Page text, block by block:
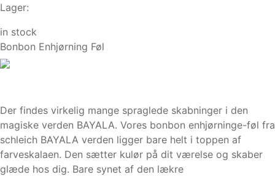
Lager:
in stock
Bonbon Enhjørning Føl
Der findes virkelig mange spraglede skabninger i den
magiske verden BAYALA. Vores bonbon enhjørninge-føl fra
schleich BAYALA verden ligger bare helt i toppen af
farveskalaen. Den sætter kulør på dit værelse og skaber
glæde hos dig. Bare synet af den lækre